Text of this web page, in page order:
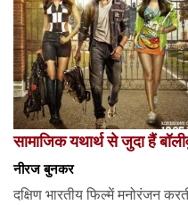
सामाजिक यथार्थ से जुदा हैं
नीरज बुनकर
दक्षिण भारतीय फिल्में मनोरंजन